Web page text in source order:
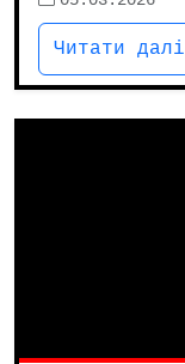
Читати далі